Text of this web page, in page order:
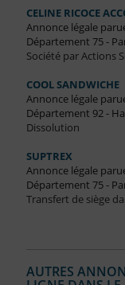
CELINE RICOCE
Annonce légale
Département 75 -
Société par Actions
COOL SANDWICHE
Annonce légale
Département 92 -
Dissolution
SUPTREX
Annonce légale
Département 75 -
Transfert de siège
AUTRES